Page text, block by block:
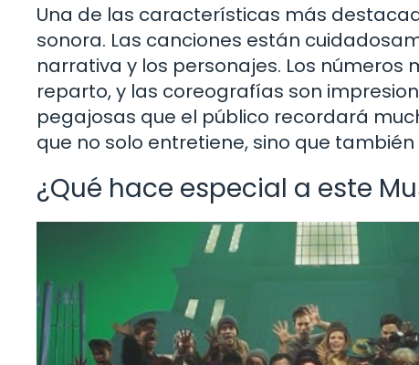
Una de las características más
sonora. Las canciones están
narrativa y los personajes. Los
reparto, y las coreografías son
pegajosas que el público recordará
que no solo entretiene, sino que
¿Qué hace especial a este